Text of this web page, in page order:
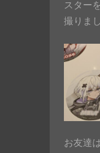
スター
撮りま
お友達